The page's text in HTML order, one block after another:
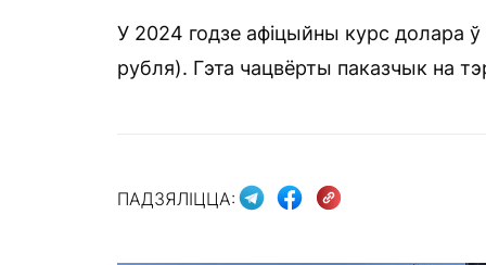
У 2024 годзе афіцыйны курс долара
рубля). Гэта чацвёрты паказчык на
ПАДЗЯЛІЦЦА: